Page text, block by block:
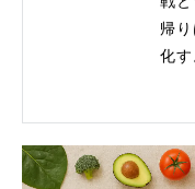
帰
化す